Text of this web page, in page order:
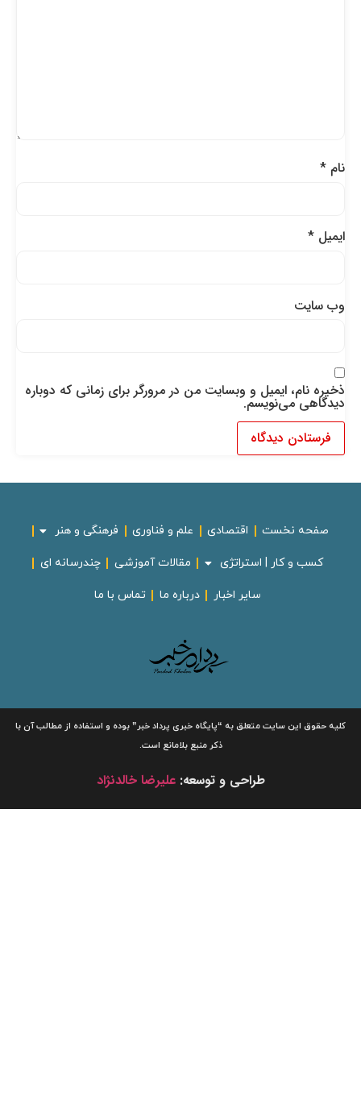
نام*
ایمیل*
وب‌ سایت
ذخیره نام، ایمیل و وبسایت من در مرورگر برای زمانی که دوباره
دیدگاهی می‌نویسم.
صفحه نخست اقتصادی علم و فناوری فرهنگی و هنر
کسب و کار | استراتژی مقالات آموزشی چندرسانه ای
سایر اخبار درباره ما تماس با ما
کلیه حقوق این سایت متعلق به“پایگاه خبریپرداد خبر”بوده و استفاده از مطالب آن با
ذکر منبع بلامانع است.
طراحی و توسعه:علیرضا خالدنژاد